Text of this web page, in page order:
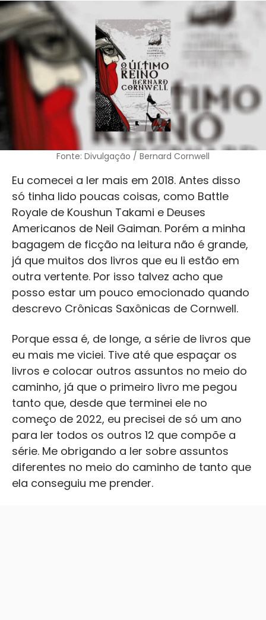
Fonte: Divulgação / Bernard Cornwell
Eu comecei a ler mais em 2018. Antes disso
só tinha lido poucas coisas, como Battle
Royale de Koushun Takami e Deuses
Americanos de Neil Gaiman. Porém a minha
bagagem de ficção na leitura não é grande,
já que muitos dos livros que eu li estão em
outra vertente. Por isso talvez acho que
posso estar um pouco emocionado quando
descrevo Crônicas Saxônicas de Cornwell.
Porque essa é, de longe, a série de livros que
eu mais me viciei. Tive até que espaçar os
livros e colocar outros assuntos no meio do
caminho, já que o primeiro livro me pegou
tanto que, desde que terminei ele no
começo de 2022, eu precisei de só um ano
para ler todos os outros 12 que compõe a
série. Me obrigando a ler sobre assuntos
diferentes no meio do caminho de tanto que
ela conseguiu me prender.